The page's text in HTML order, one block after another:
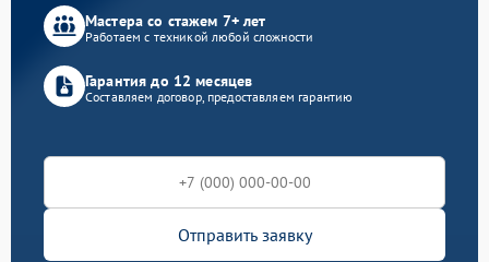
Мастера со стажем 7+ лет
Работаем с техникой любой сложности
Гарантия до 12 месяцев
Составляем договор, предоставляем гарантию
Отправить заявку